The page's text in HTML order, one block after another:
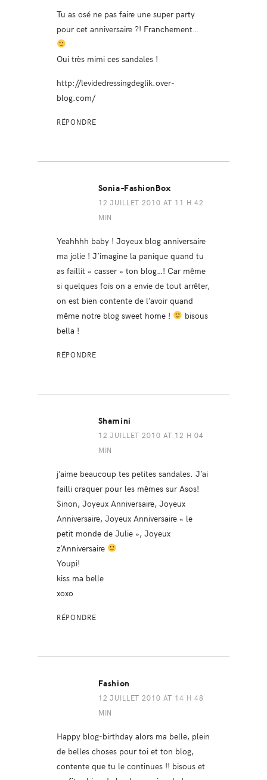
Tu as osé ne pas faire une super party
pour cet anniversaire ?! Franchement…
Oui très mimi ces sandales !
http://levidedressingdeglik.over-
blog.com/
RÉPONDRE
Sonia-FashionBox
12 JUILLET 2010 AT 11 H 42
MIN
Yeahhhh baby ! Joyeux blog anniversaire
ma jolie ! J’imagine la panique quand tu
as faillit « casser » ton blog…! Car même
si quelques fois on a envie de tout arrêter,
on est bien contente de l’avoir quand
même notre blog sweet home !
bisous
bella !
RÉPONDRE
Shamini
12 JUILLET 2010 AT 12 H 04
MIN
j’aime beaucoup tes petites sandales. J’ai
failli craquer pour les mêmes sur Asos!
Sinon, Joyeux Anniversaire, Joyeux
Anniversaire, Joyeux Anniversaire « le
petit monde de Julie », Joyeux
z’Anniversaire
Youpi!
kiss ma belle
xoxo
RÉPONDRE
Fashion
12 JUILLET 2010 AT 14 H 48
MIN
Happy blog-birthday alors ma belle, plein
de belles choses pour toi et ton blog,
contente que tu le continues !! bisous et